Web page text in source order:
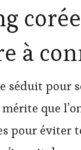
à
séduit pour
que
pour éviter